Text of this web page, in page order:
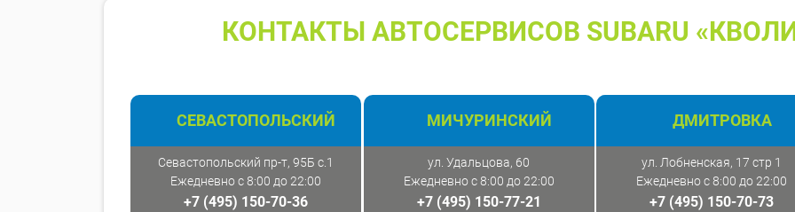
КОНТАКТЫ АВТОСЕРВИСОВ SUBARU
СЕВАСТОПОЛЬСКИЙ
Севастопольский пр-т, 95Б с.1
Ежедневно с 8:00 до 22:00
+7 (495) 150-70-36
МИЧУРИНСКИЙ
ул. Удальцова, 60
Ежедневно с 8:00 до 22:00
+7 (495) 150-77-21
ДМИТРОВКА
ул. Лобненская, 17 стр 1
Ежедневно с 8:00 до 22:00
+7 (495) 150-70-73